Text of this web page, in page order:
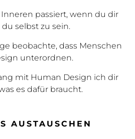
passiert, wenn du dir
selbst zu sein.
beobachte, dass Menschen
unterordnen.
mit Human Design ich dir
es dafür braucht.
AUSTAUSCHEN